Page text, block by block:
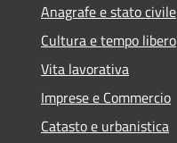
Anagrafe e stato civile
Cultura e tempo libero
Vita lavorativa
Imprese e Commercio
Catasto e urbanistica